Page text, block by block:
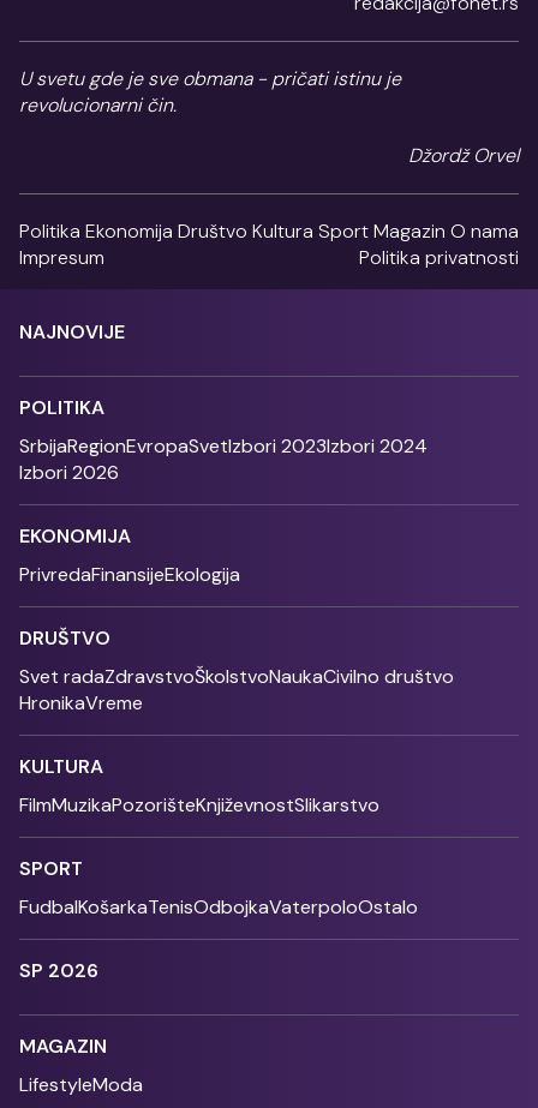
U svetu gde je sve obmana - pričati istinu je
revolucionarni čin.
Džordž Orvel
Politika Ekonomija Društvo Kultura SportMagazin O nama
Impresum
Politika privatnosti
NAJNOVIJE
POLITIKA
SrbijaRegionEvropaSvetIzbori 2023Izbori 2024
Izbori 2026
EKONOMIJA
PrivredaFinansijeEkologija
DRUŠTVO
Svet radaZdravstvoŠkolstvoNaukaCivilno društvo
HronikaVreme
KULTURA
FilmMuzikaPozorišteKnjiževnostSlikarstvo
SPORT
FudbalKošarkaTenisOdbojkaVaterpoloOstalo
SP 2026
MAGAZIN
LifestyleModa